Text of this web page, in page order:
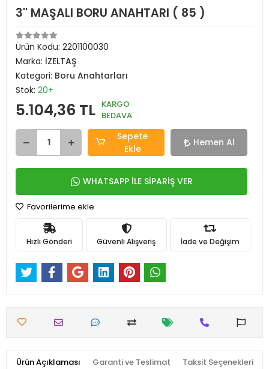
3'' MAŞALI BORU ANAHTARI ( 85 )
Ürün Kodu: 2201100030
Marka: İZELTAŞ
Kategori: Boru Anahtarları
Stok: 20+
5.104,36 TL KARGO
BEDAVA
Sepete
Ekle
Hemen Al
WHATSAPP İLE SİPARİŞ VER
Favorilerime ekle
Hızlı Gönderi Güvenli Alışveriş İade ve Değişim
Ürün Açıklaması Garanti ve Teslimat Taksit Seçenekleri